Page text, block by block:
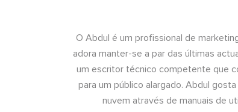
O Abdul é um profissional de
adora manter-se a par das últimas
um escritor técnico competente que
para um público alargado. Abdul
nuvem através de manuais de